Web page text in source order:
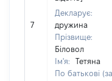
7
Декларує:
дружина
Прізвище:
Біловол
Ім'я:
Тетяна
По батькові (за